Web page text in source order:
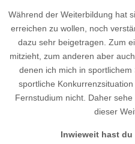
Während der Weiterbildung hat
erreichen zu wollen, noch
dazu sehr beigetragen. Zum
mitzieht, zum anderen aber
denen ich mich in
sportliche
Fernstudium nicht. Daher
dieser
Inwieweit hast